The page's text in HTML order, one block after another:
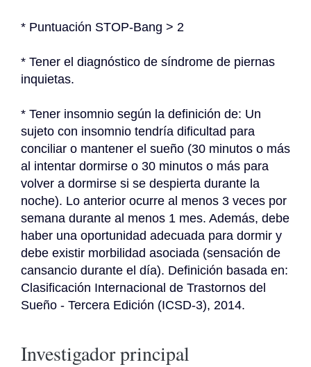
* Puntuación STOP-Bang > 2
* Tener el diagnóstico de síndrome de piernas
inquietas.
* Tener insomnio según la definición de: Un
sujeto con insomnio tendría dificultad para
conciliar o mantener el sueño (30 minutos o más
al intentar dormirse o 30 minutos o más para
volver a dormirse si se despierta durante la
noche). Lo anterior ocurre al menos 3 veces por
semana durante al menos 1 mes. Además, debe
haber una oportunidad adecuada para dormir y
debe existir morbilidad asociada (sensación de
cansancio durante el día). Definición basada en:
Clasificación Internacional de Trastornos del
Sueño - Tercera Edición (ICSD-3), 2014.
Investigador principal